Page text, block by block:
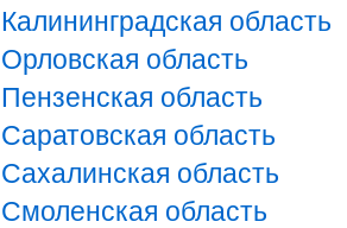
Калининградская область
Орловская область
Пензенская область
Саратовская область
Сахалинская область
Смоленская область